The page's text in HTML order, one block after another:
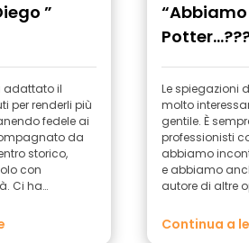
”
adattato il
per renderli più
fedele ai
da
storico,
con
Ci ha
ottimi. Una
Le spiegazioni
molto
gentile. È
professionisti
abbiamo
e abbiamo
autore di altre
Continua a